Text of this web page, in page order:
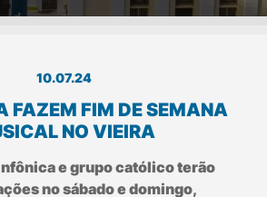
10.07.24
FAZEM FIM DE SEMANA
NO VIEIRA
e grupo católico terão
no sábado e domingo,